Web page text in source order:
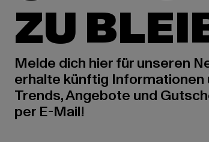
ZU
Melde dich hier für unseren
erhalte künftig Informationen
Trends, Angebote und
per E-Mail!